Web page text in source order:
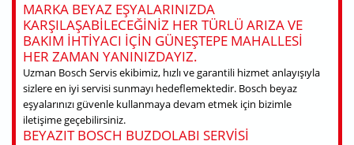
MARKA BEYAZ EŞYALARINIZDA
KARŞILAŞABILECEĞINIZ HER TÜRLÜ ARIZA VE
BAKIM IHTIYACI IÇIN GÜNEŞTEPE MAHALLESI
HER ZAMAN YANINIZDAYIZ.
Uzman Bosch Servis ekibimiz, hızlı ve garantili hizmet anlayışıyla
sizlere en iyi servisi sunmayı hedeflemektedir. Bosch beyaz
eşyalarınızı güvenle kullanmaya devam etmek için bizimle
iletişime geçebilirsiniz.
BEYAZIT BOSCH BUZDOLABI SERVISI